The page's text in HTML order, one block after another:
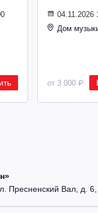
04.11.2026
Дом
от 3 000 ₽
Пресненский Вал, д. 6,